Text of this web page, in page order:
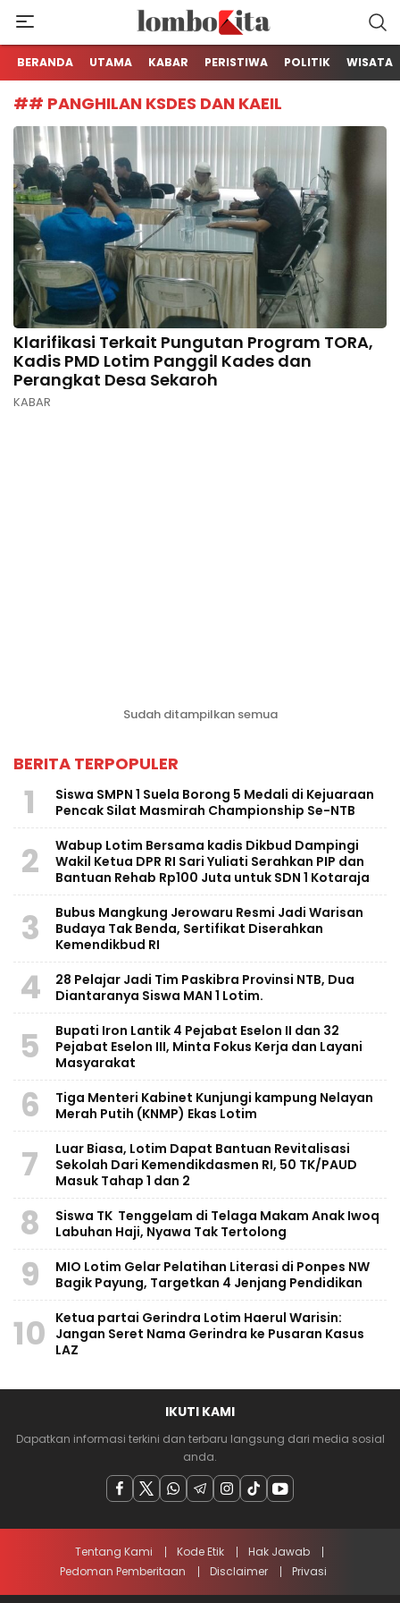
LOMBOKita
Media Berita Online dari Lombok
BERANDA UTAMA KABAR PERISTIWA POLITIK WISATA
## PANGHILAN KSDES DAN KAEIL
Klarifikasi Terkait Pungutan Program TORA,
Kadis PMD Lotim Panggil Kades dan
Perangkat Desa Sekaroh
KABAR
Sudah ditampilkan semua
BERITA TERPOPULER
1
Siswa SMPN 1 Suela Borong 5 Medali di Kejuaraan
Pencak Silat Masmirah Championship Se-NTB
2
Wabup Lotim Bersama kadis Dikbud Dampingi
Wakil Ketua DPR RI Sari Yuliati Serahkan PIP dan
Bantuan Rehab Rp100 Juta untuk SDN 1 Kotaraja
3
Bubus Mangkung Jerowaru Resmi Jadi Warisan
Budaya Tak Benda, Sertifikat Diserahkan
Kemendikbud RI
4
28 Pelajar Jadi Tim Paskibra Provinsi NTB, Dua
Diantaranya Siswa MAN 1 Lotim.
5
Bupati Iron Lantik 4 Pejabat Eselon II dan 32
Pejabat Eselon III, Minta Fokus Kerja dan Layani
Masyarakat
6
Tiga Menteri Kabinet Kunjungi kampung Nelayan
Merah Putih (KNMP) Ekas Lotim
7
Luar Biasa, Lotim Dapat Bantuan Revitalisasi
Sekolah Dari Kemendikdasmen RI, 50 TK/PAUD
Masuk Tahap 1 dan 2
8
Siswa TK Tenggelam di Telaga Makam Anak Iwoq
Labuhan Haji, Nyawa Tak Tertolong
9
MIO Lotim Gelar Pelatihan Literasi di Ponpes NW
Bagik Payung, Targetkan 4 Jenjang Pendidikan
10
Ketua partai Gerindra Lotim Haerul Warisin:
Jangan Seret Nama Gerindra ke Pusaran Kasus
LAZ
IKUTI KAMI
Dapatkan informasi terkini dan terbaru langsung dari media sosial
anda.
Tentang Kami Kode Etik
Hak Jawab
Pedoman Pemberitaan
Disclaimer Privasi